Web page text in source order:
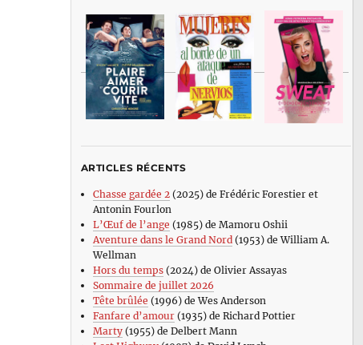
ARTICLES RÉCENTS
Chasse gardée 2(2025) de Frédéric Forestier et
Antonin Fourlon
L’Œuf de l’ange (1985) de Mamoru Oshii
Aventure dans le Grand Nord(1953) de William A.
Wellman
Hors du temps(2024) de Olivier Assayas
Sommaire de juillet 2026
Tête brûlée (1996) de Wes Anderson
Fanfare d’amour(1935) de Richard Pottier
Marty(1955) de Delbert Mann